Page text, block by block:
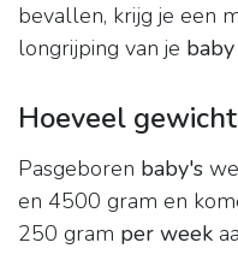
bevallen, krijg je een
longrijping van je baby
Hoeveel
Pasgeboren baby's
en 4500 gram en
250 gram per week